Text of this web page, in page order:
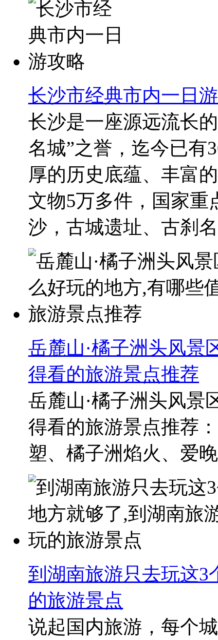
长沙市经典市内一日
长沙是一座源远流长
名城”之誉，迄今已有
厚的历史底蕴、丰富
文物5万多件，国家重
沙，古城遗址、古刹
岳麓山·橘子洲头风景
得看的旅游景点推荐
岳麓山·橘子洲头风景
得看的旅游景点推荐
塑、橘子洲焰火、爱
到湖南旅游只去玩这3
的旅游景点
说起国内旅游，每个